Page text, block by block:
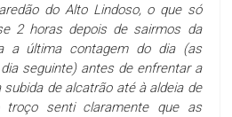
do Alto Lindoso, o que só
2 horas depois de sairmos da
a última contagem do dia (as
seguinte) antes de enfrentar a
de alcatrão até à aldeia de
troço senti claramente que as